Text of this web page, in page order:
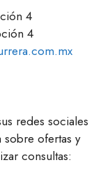
4
4
redes sociales
ofertas y
consultas: